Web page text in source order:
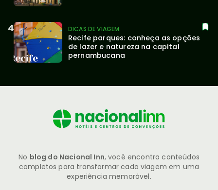
DICAS DE VIAGEM
Recife parques: conheça as opções
de lazer e natureza na capital
pernambucana
No blog do Nacional Inn, você encontra conteúdos
completos para transformar cada viagem em uma
experiência memorável.